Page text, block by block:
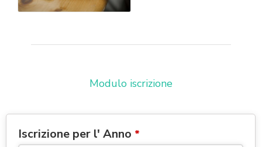
Modulo iscrizione
Iscrizione per l' Anno *